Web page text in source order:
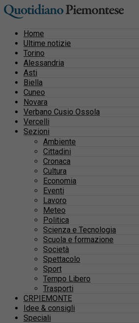
Home
Ultime notizie
Torino
Alessandria
Asti
Biella
Cuneo
Novara
Verbano Cusio Ossola
Vercelli
Sezioni
Ambiente
Cittadini
Cronaca
Cultura
Economia
Eventi
Lavoro
Meteo
Politica
Scienza e Tecnologia
Scuola e formazione
Società
Spettacolo
Sport
Tempo Libero
Trasporti
CRPIEMONTE
Idee & consigli
Speciali